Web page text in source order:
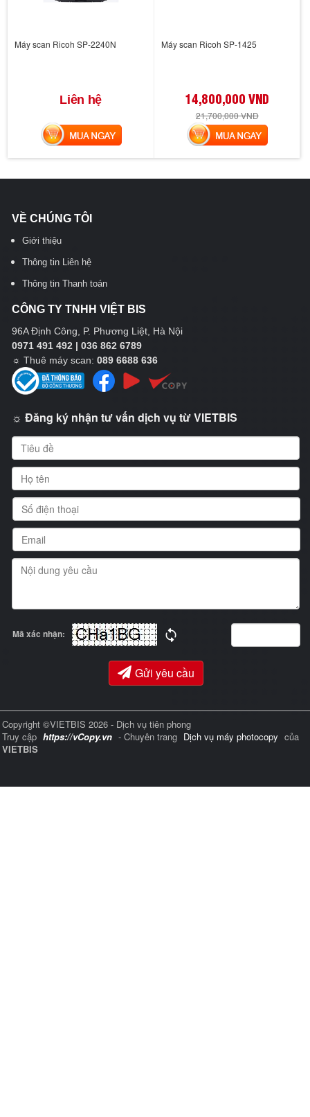
Máy scan Ricoh SP-2240N
Liên hệ
MUA NGAY
Máy scan Ricoh SP-1425
14,800,000 VND
21,700,000 VND
MUA NGAY
VỀ CHÚNG TÔI
Giới thiệu
Thông tin Liên hệ
Thông tin Thanh toán
CÔNG TY TNHH VIỆT BIS
96A Định Công, P. Phương Liệt, Hà Nội
0971 491 492 | 036 862 6789
☼ Thuê máy scan: 089 6688 636
☼ Đăng ký nhận tư vấn dịch vụ từ VIETBIS
Mã xác nhận:
Gửi yêu cầu
Copyright ©VIETBIS 2026 - Dịch vụ tiên phong
Truy cập https://vCopy.vn - Chuyên trang Dịch vụ máy photocopy của
VIETBIS